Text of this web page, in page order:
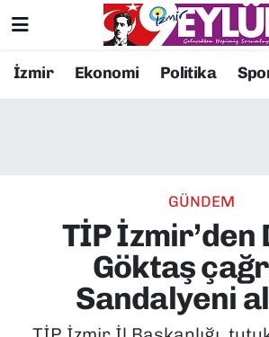
İzmir Ekonomi Politika
GÜNDEM
TİP İzmir’den
Göktaş
Sandalyeni
Resmi İlanlar
EKONOMİ
KÜLTÜR SANAT
Konak Nöbetçi Eczaneler
Süper Lig Puan Durumu ve
Tüm Manşetler
Son Dakika Haberleri